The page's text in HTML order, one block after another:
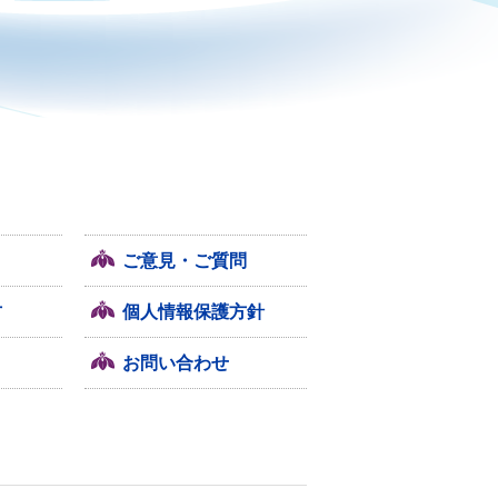
ご意見・ご質問
個人情報保護方針
お問い合わせ